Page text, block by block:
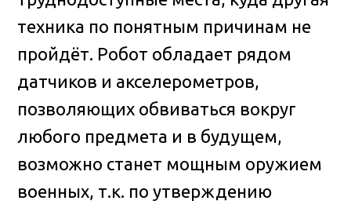
техника по понятным причинам не
пройдёт. Робот обладает рядом
датчиков и акселерометров,
позволяющих обвиваться вокруг
любого предмета и в будущем,
возможно станет мощным оружием
военных, т.к. по утверждению